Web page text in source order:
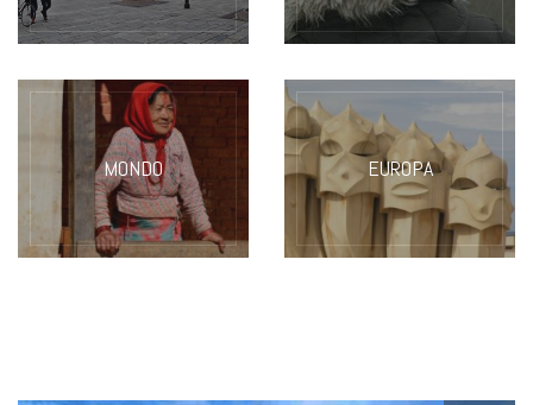
MONDO EUROPA